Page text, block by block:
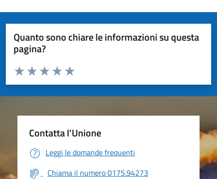
Quanto sono chiare le informazioni su questa
pagina?
Valuta da 1 a 5 stelle la pagina
Valuta 5 stelle su 5
Valuta 4 stelle su 5
Valuta 3 stelle su 5
Valuta 2 stelle su 5
Valuta 1 stelle su 5
Contatta l'Unione
Leggi le domande frequenti
Chiama il numero 0175.94273